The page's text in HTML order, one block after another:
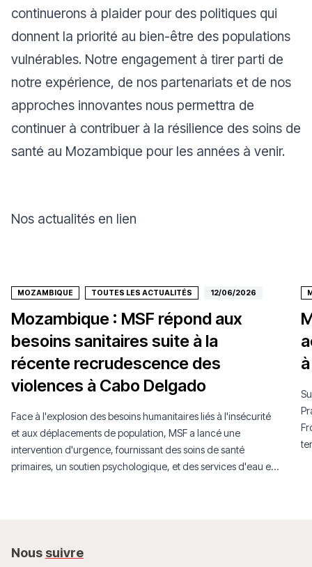
continuerons à plaider pour des politiques qui
donnent la priorité au bien-être des populations
vulnérables. Notre engagement à tirer parti de
notre expérience, de nos partenariats et de nos
approches innovantes nous permettra de
continuer à contribuer à la résilience des soins de
santé au Mozambique pour les années à venir.
Nos actualités en lien
MOZAMBIQUE TOUTES LES ACTUALITÉS 12/06/2026
Mozambique : MSF répond aux
besoins sanitaires suite à la
récente recrudescence des
violences à Cabo Delgado
Face à l'explosion des besoins humanitaires liés à l'insécurité
et aux déplacements de population, MSF a lancé une
intervention d'urgence, fournissant des soins de santé
primaires, un soutien psychologique, et des services d'eau et
Nous suivre